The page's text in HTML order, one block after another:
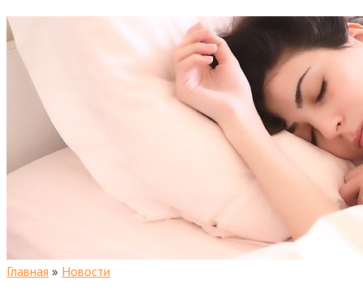
Главная » Новости